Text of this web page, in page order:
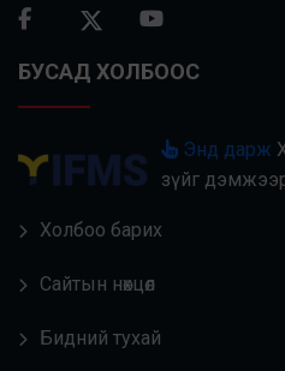
БУСАД ХОЛБООС
Энд дарж
зүйг
Холбоо барих
Сайтын нөхцөл
Бидний тухай